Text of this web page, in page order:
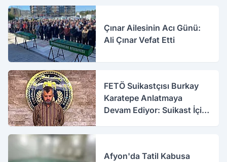
Çınar Ailesinin Acı Günü:
Ali Çınar Vefat Etti
FETÖ Suikastçısı Burkay
Karatepe Anlatmaya
Devam Ediyor: Suikast İçin
Afyon'da Tatil Kabusa